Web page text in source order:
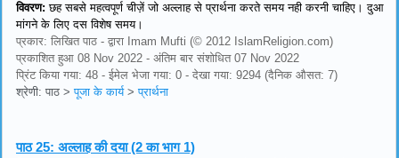
विवरण: छह सबसे महत्वपूर्ण चीज़ें जो अल्लाह से प्रार्थना करते समय नही करनी चाहिए। दुआ
मांगने के लिए दस विशेष समय।
प्रकार: लिखित पाठ - द्वारा Imam Mufti (© 2012 IslamReligion.com)
प्रकाशित हुआ 08 Nov 2022 - अंतिम बार संशोधित 07 Nov 2022
प्रिंट किया गया: 48 - ईमेल भेजा गया: 0 - देखा गया: 9294 (दैनिक औसत: 7)
श्रेणी: पाठ >पूजा के कार्य>प्रार्थना
पाठ 25: अल्लाह की दया (2 का भाग 1)